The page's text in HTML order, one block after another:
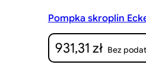
Pompka skroplin
931,31 zł Bez